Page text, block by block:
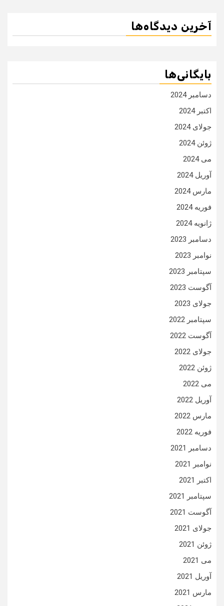
آخرین دیدگاه‌ها
بایگانی‌ها
دسامبر 2024
اکتبر 2024
جولای 2024
ژوئن 2024
می 2024
آوریل 2024
مارس 2024
فوریه 2024
ژانویه 2024
دسامبر 2023
نوامبر 2023
سپتامبر 2023
آگوست 2023
جولای 2023
سپتامبر 2022
آگوست 2022
جولای 2022
ژوئن 2022
می 2022
آوریل 2022
مارس 2022
فوریه 2022
دسامبر 2021
نوامبر 2021
اکتبر 2021
سپتامبر 2021
آگوست 2021
جولای 2021
ژوئن 2021
می 2021
آوریل 2021
مارس 2021